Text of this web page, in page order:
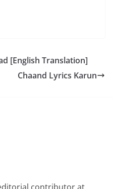
[English Translation]
Chaand Lyrics Karun